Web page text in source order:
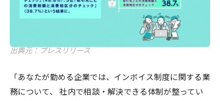
出典元：プレスリリース
「あなたが勤める企業では、インボイス制度に関する業
務について、 社内で相談・解決できる体制が整ってい